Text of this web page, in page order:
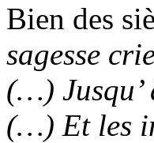
Bien des
sagesse
(…) Jusqu’
(…) Et les